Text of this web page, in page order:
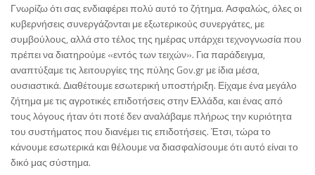
Γνωρίζω ότι σας ενδιαφέρει πολύ αυτό το ζήτημα. Ασφαλώς, όλες οι
κυβερνήσεις συνεργάζονται με εξωτερικούς συνεργάτες, με
συμβούλους, αλλά στο τέλος της ημέρας υπάρχει τεχνογνωσία που
πρέπει να διατηρούμε «εντός των τειχών». Για παράδειγμα,
αναπτύξαμε τις λειτουργίες της πύλης Gov.gr με ίδια μέσα,
ουσιαστικά. Διαθέτουμε εσωτερική υποστήριξη. Είχαμε ένα μεγάλο
ζήτημα με τις αγροτικές επιδοτήσεις στην Ελλάδα, και ένας από
τους λόγους ήταν ότι ποτέ δεν αναλάβαμε πλήρως την κυριότητα
του συστήματος που διανέμει τις επιδοτήσεις. Έτσι, τώρα το
κάνουμε εσωτερικά και θέλουμε να διασφαλίσουμε ότι αυτό είναι το
δικό μας σύστημα.